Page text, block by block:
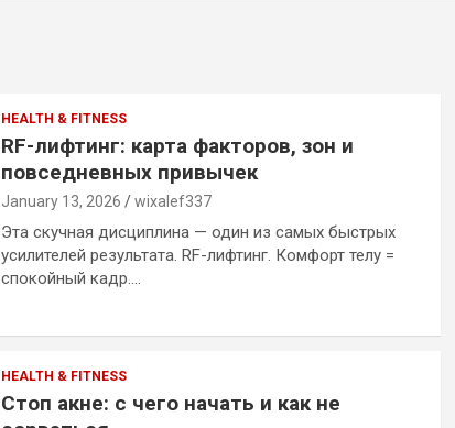
HEALTH & FITNESS
RF-лифтинг: карта факторов, зон и
повседневных привычек
January 13, 2026 wixalef337
Эта скучная дисциплина — один из самых быстрых
усилителей результата. RF-лифтинг. Комфорт телу =
спокойный кадр.…
HEALTH & FITNESS
Стоп акне: с чего начать и как не